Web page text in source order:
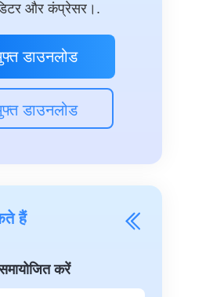
और कंप्रेसर।.
डाउनलोड
डाउनलोड
हैं
करें